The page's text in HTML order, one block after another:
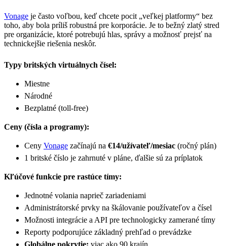
Vonage je často voľbou, keď chcete pocit „veľkej platformy“ bez
toho, aby bola príliš robustná pre korporácie. Je to bežný zlatý stred
pre organizácie, ktoré potrebujú hlas, správy a možnosť prejsť na
technickejšie riešenia neskôr.
Typy britských virtuálnych čísel:
Miestne
Národné
Bezplatné (toll-free)
Ceny (čísla a programy):
Ceny Vonage začínajú na €14/užívateľ/mesiac (ročný plán)
1 britské číslo je zahrnuté v pláne, ďalšie sú za príplatok
Kľúčové funkcie pre rastúce tímy:
Jednotné volania naprieč zariadeniami
Administrátorské prvky na škálovanie používateľov a čísel
Možnosti integrácie a API pre technologicky zamerané tímy
Reporty podporujúce základný prehľad o prevádzke